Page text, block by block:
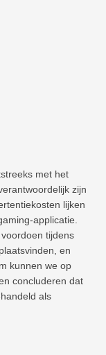
met het
zijn
lijken
applicatie.
tijdens
en
kunnen we op
concluderen dat
als